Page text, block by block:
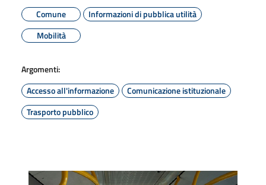
Comune
Informazioni di pubblica utilità
Mobilità
Argomenti:
Accesso all'informazione
Comunicazione istituzionale
Trasporto pubblico